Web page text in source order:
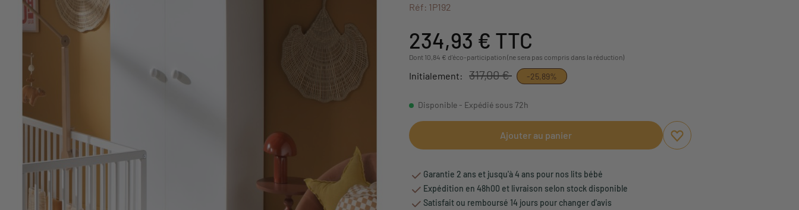
Réf: 1P192
234,93 € TTC
Dont 10,84 € d'éco-participation (ne sera pas compris dans la réduction)
Initialement: 317,00 € -25,89%
Disponible - Expédié sous 72h
Ajouter au panier
Ajouter aux favoris
Supprimer des favoris
Garantie 2 ans et jusqu'à 4 ans pour nos lits bébé
Expédition en 48h00 et livraison selon stock disponible
Satisfait ou remboursé 14 jours pour changer d'avis